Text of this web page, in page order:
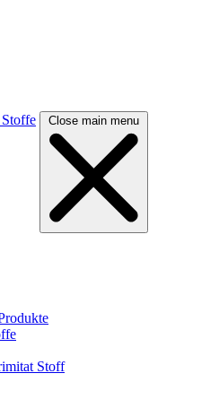
Close main menu
Stoff